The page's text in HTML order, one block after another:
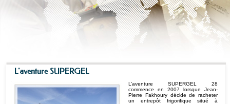
L'aventure SUPERGEL
L’aventure SUPERGEL 28
commence en 2007 lorsque Jean-
Pierre Fakhoury décide de racheter
un entrepôt frigorifique situé à